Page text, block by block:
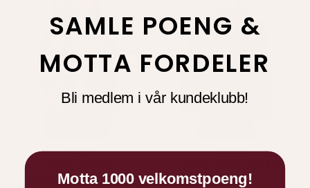
Notyz
Trenchcoat Caramel
Neo Noir
Tirsa Twill Jacket
Black
SAMLE POENG &
MOTTA FORDELER
Bli medlem i vår kundeklubb!
Motta 1000 velkomstpoeng!